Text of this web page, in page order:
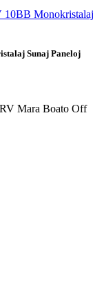
Sunaj Paneloj
Mara Boato Off